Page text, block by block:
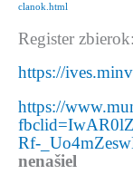
clanok.html
Register zbierok:
https://
https://
Rf-
nenašiel